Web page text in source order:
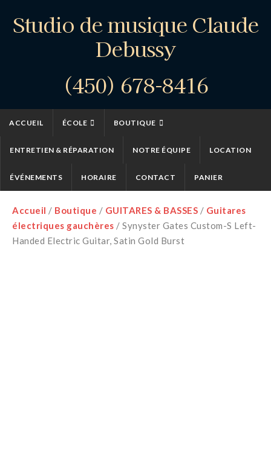
Studio de musique Claude
Debussy
(450) 678-8416
ACCUEIL ÉCOLE BOUTIQUE
ENTRETIEN & RÉPARATION NOTRE ÉQUIPE LOCATION
ÉVÉNEMENTS HORAIRE CONTACT PANIER
Accueil / Boutique / GUITARES & BASSES / Guitares
électriques gauchères / Synyster Gates Custom-S Left-
Handed Electric Guitar, Satin Gold Burst